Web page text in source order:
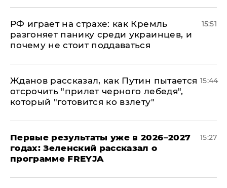
РФ играет на страхе: как Кремль
разгоняет панику среди украинцев, и
почему не стоит поддаваться
15:51
Жданов рассказал, как Путин пытается
отсрочить "прилет черного лебедя",
который "готовится ко взлету"
15:44
Первые результаты уже в 2026–2027
годах: Зеленский рассказал о
программе FREYJA
15:27